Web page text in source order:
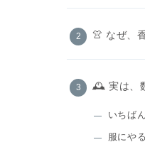
👚 なぜ、
🕰️ 実は、
いちば
服にや